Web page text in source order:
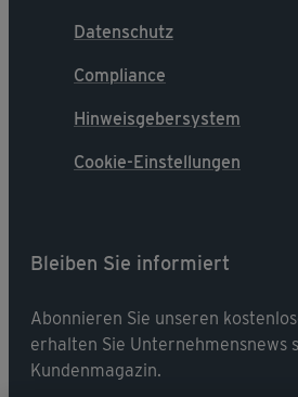
Datenschutz
Compliance
Hinweisgebersystem
Cookie-Einstellungen
Bleiben Sie informiert
Abonnieren Sie unseren
erhalten Sie Unternehmensnews
Kundenmagazin.